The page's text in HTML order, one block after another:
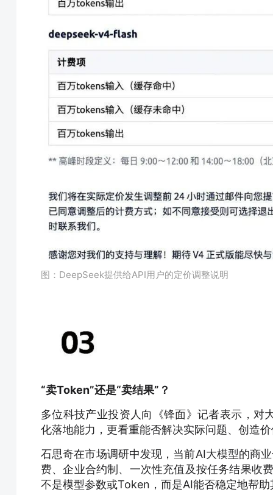
图：DeepSeek提供给API用户的定价调整说明
“卖Token”还是“卖结果”？
多位科技产业投资人向《锋面》记者表示，对
化落地能力，更看重能否解决实际问题、创造
石思奇在市场调研中发现，当前AI大模型的商
费、企业合约制、一次性充值及按任务结果收
不是模型参数或Token，而是AI能否稳定地帮